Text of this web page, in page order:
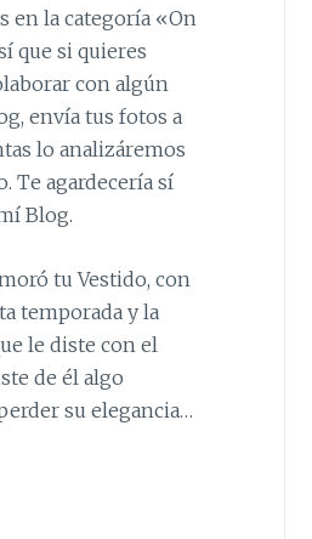
en la categoría «On
que si quieres
con algún
envía tus fotos a
lo analizáremos
Te agardecería sí
Blog.
tu Vestido, con
temporada y la
le diste con el
de él algo
su elegancia…